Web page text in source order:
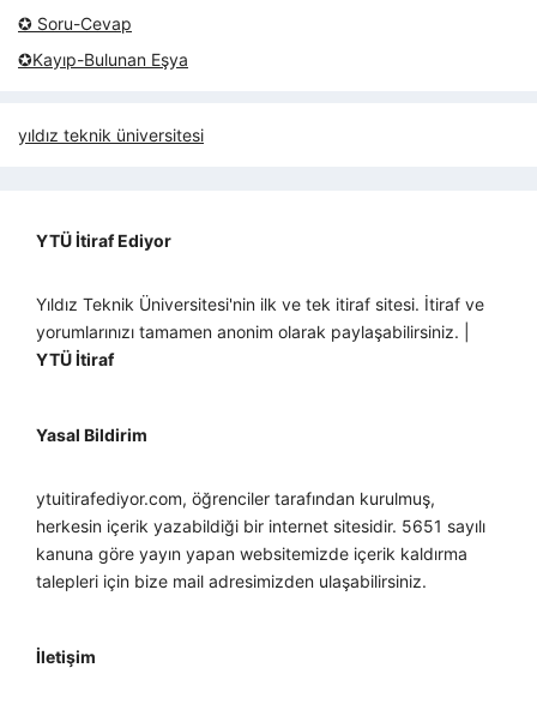
✪ Soru-Cevap
✪Kayıp-Bulunan Eşya
yıldız teknik üniversitesi
YTÜ İtiraf Ediyor
Yıldız Teknik Üniversitesi'nin ilk ve tek itiraf sitesi. İtiraf ve
yorumlarınızı tamamen anonim olarak paylaşabilirsiniz. |
YTÜ İtiraf
Yasal Bildirim
ytuitirafediyor.com, öğrenciler tarafından kurulmuş,
herkesin içerik yazabildiği bir internet sitesidir. 5651 sayılı
kanuna göre yayın yapan websitemizde içerik kaldırma
talepleri için bize mail adresimizden ulaşabilirsiniz.
İletişim